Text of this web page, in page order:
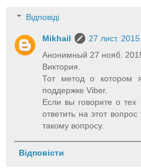
Відповіді
Mikhail
27 лист.
Анонимный 27 нояб.
Виктория.
Тот метод о котором
поддержке Viber.
Если вы говорите о
ответить на этот
такому вопросу.
Відповісти